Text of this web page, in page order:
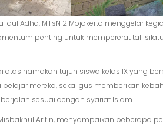
Idul Adha, MTsN 2 Mojokerto menggelar
penting untuk mempererat tali
atas namakan tujuh siswa kelas IX yang ber
mereka, sekaligus memberikan
sesuai dengan syariat Islam.
Arifin, menyampaikan